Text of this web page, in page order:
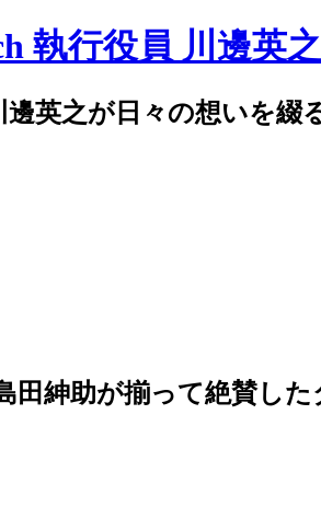
英之が日々の想いを綴
田紳助が揃って絶賛した